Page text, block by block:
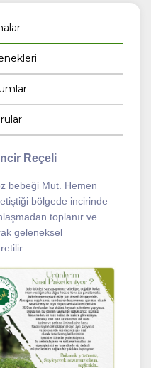
Reçeli
bebeği Mut. Hemen
bölgede incirinde
toplanır ve
geleneksel